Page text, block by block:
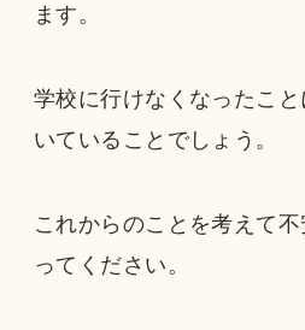
ます。
学校に行けなくなったこ
いていることでしょう。
これからのことを考えて
ってください。